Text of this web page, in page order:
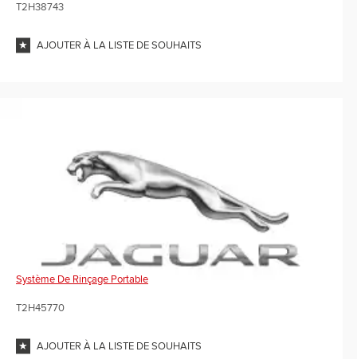
T2H38743
AJOUTER À LA LISTE DE SOUHAITS
Système De Rinçage Portable
T2H45770
AJOUTER À LA LISTE DE SOUHAITS